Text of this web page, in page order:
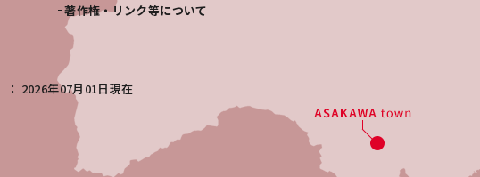
著作権・リンク等について
2026年07月01日現在